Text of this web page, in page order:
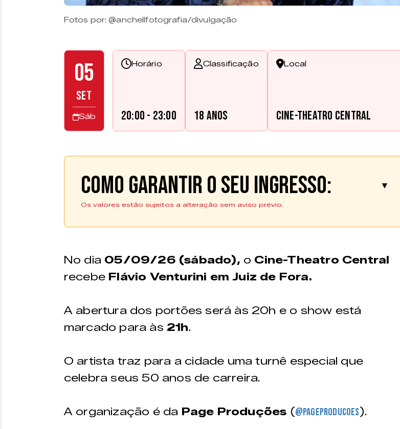
Fotos por: @anchellfotografia/divulgação
05
SET
Sáb
Horário
20:00 - 23:00
Classificação
18 anos
Local
Cine-Theatro Central
Como garantir o seu ingresso: ▼
Os valores estão sujeitos a alteração sem aviso prévio.
Comprar Ingresso
plataformaIngresso Digitalou no ponto de venda
físico doZine Cultural.
Zine Cultural
Endereço:
Praça Menelick de
Carvalho, 150
Funcionamento:
a sexta-feira das 9h
Contato:
(32) 99800-8403
No dia 05/09/26 (sábado), o Cine-Theatro Central
recebe Flávio Venturini em Juiz de Fora.
A abertura dos portões será às 20h e o show está
marcado para às 21h.
O artista traz para a cidade uma turnê especial que
celebra seus 50 anos de carreira.
A organização é da Page Produções (@pageproducoes).